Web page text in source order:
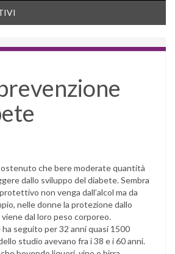
che bere moderate quantità
dallo sviluppo del diabete. Sembra
non venga dall’alcol ma da
nelle donne la protezione dallo
dal loro peso corporeo.
seguito per 32 anni quasi 1500
studio avevano fra i 38 e i 60 anni.